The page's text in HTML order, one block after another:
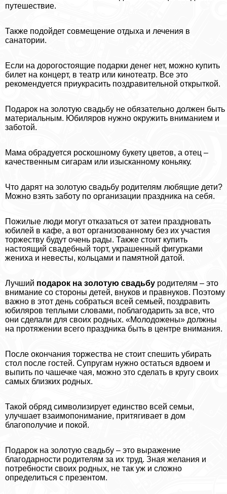
путешествие.
Также подойдет совмещение отдыха и лечения в
санатории.
Если на дорогостоящие подарки денег нет, можно купить
билет на концерт, в театр или кинотеатр. Все это
рекомендуется приукрасить поздравительной открыткой.
Подарок на золотую свадьбу не обязательно должен быть
материальным. Юбиляров нужно окружить вниманием и
заботой.
Мама обрадуется роскошному букету цветов, а отец –
качественным сигарам или изысканному коньяку.
Что дарят на золотую свадьбу родителям любящие дети?
Можно взять заботу по организации праздника на себя.
Пожилые люди могут отказаться от затеи праздновать
юбилей в кафе, а вот организованному без их участия
торжеству будут очень рады. Также стоит купить
настоящий свадебный торт, украшенный фигурками
жениха и невесты, кольцами и памятной датой.
Лучший подарок на золотую свадьбу родителям – это
внимание со стороны детей, внуков и правнуков. Поэтому
важно в этот день собраться всей семьей, поздравить
юбиляров теплыми словами, поблагодарить за все, что
они сделали для своих родных. «Молодожены» должны
на протяжении всего праздника быть в центре внимания.
После окончания торжества не стоит спешить убирать
стол после гостей. Супругам нужно остаться вдвоем и
выпить по чашечке чая, можно это сделать в кругу своих
самых близких родных.
Такой обряд символизирует единство всей семьи,
улучшает взаимопонимание, притягивает в дом
благополучие и покой.
Подарок на золотую свадьбу – это выражение
благодарности родителям за их труд. Зная желания и
потребности своих родных, не так уж и сложно
определиться с презентом.